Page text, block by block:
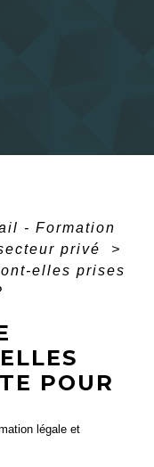
- Formation
privé
>
elles prises
POUR
légale et